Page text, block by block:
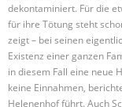
dekontaminiert. Für die
für ihre Tötung steht
zeigt – bei seinen
Existenz einer ganzen
in diesem Fall eine neue
keine Einnahmen,
Helenenhof führt. Auch